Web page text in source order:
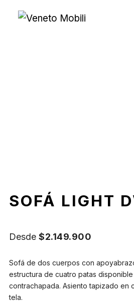
SOFÁ LIGHT
Desde $2.149.900
Sofá de dos cuerpos con
estructura de cuatro patas
contrachapada. Asiento tapizado en
tela.